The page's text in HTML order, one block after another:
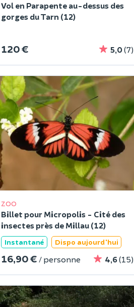
Vol en Parapente au-dessus des
gorges du Tarn (12)
120 € 5,0(7)
ZOO
Billet pour Micropolis - Cité des
insectes près de Millau (12)
Instantané Dispo aujourd'hui
16,90 € / personne 4,6(15)